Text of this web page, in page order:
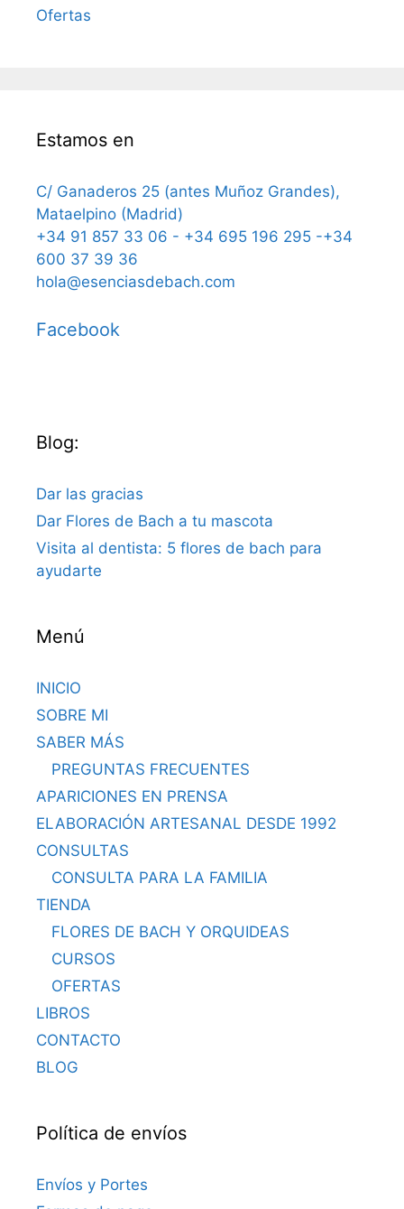
Ofertas
Estamos en
C/ Ganaderos 25 (antes Muñoz Grandes),
Mataelpino (Madrid)
+34 91 857 33 06 - +34 695 196 295 -+34
600 37 39 36
hola@esenciasdebach.com
Facebook
Blog:
Dar las gracias
Dar Flores de Bach a tu mascota
Visita al dentista: 5 flores de bach para
ayudarte
Menú
INICIO
SOBRE MI
SABER MÁS
PREGUNTAS FRECUENTES
APARICIONES EN PRENSA
ELABORACIÓN ARTESANAL DESDE 1992
CONSULTAS
CONSULTA PARA LA FAMILIA
TIENDA
FLORES DE BACH Y ORQUIDEAS
CURSOS
OFERTAS
LIBROS
CONTACTO
BLOG
Política de envíos
Envíos y Portes